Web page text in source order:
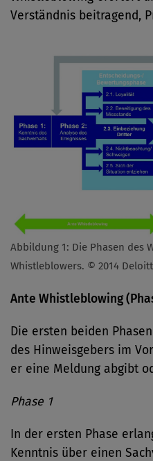
Verständnis beitragend,
Abbildung 1: Die Phasen des
Whistleblowers. © 2014
Ante Whistleblowing
Die ersten beiden
des Hinweisgebers im
er eine Meldung abgibt
Phase 1
In der ersten Phase
Kenntnis über einen